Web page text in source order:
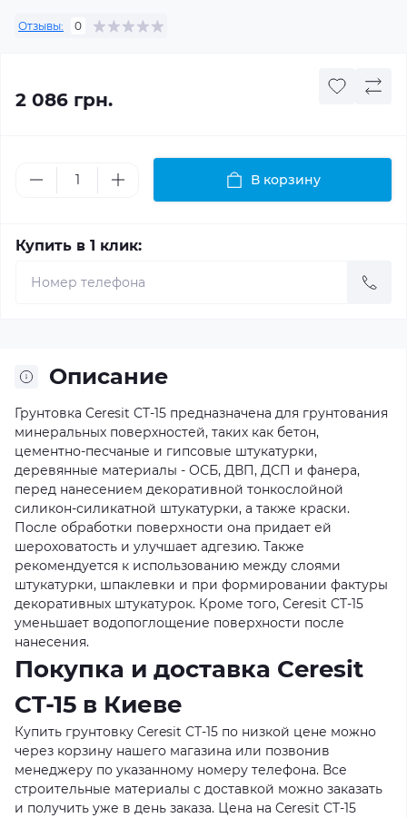
Отзывы: 0
2 086 грн.
В корзину
Купить в 1 клик:
Описание
Грунтовка Ceresit CT-15 предназначена для грунтования
минеральных поверхностей, таких как бетон,
цементно-песчаные и гипсовые штукатурки,
деревянные материалы - ОСБ, ДВП, ДСП и фанера,
перед нанесением декоративной тонкослойной
силикон-силикатной штукатурки, а также краски.
После обработки поверхности она придает ей
шероховатость и улучшает адгезию. Также
рекомендуется к использованию между слоями
штукатурки, шпаклевки и при формировании фактуры
декоративных штукатурок. Кроме того, Ceresit CT-15
уменьшает водопоглощение поверхности после
нанесения.
Покупка и доставка Ceresit
CT-15 в Киеве
Купить грунтовку Ceresit CT-15 по низкой цене можно
через корзину нашего магазина или позвонив
менеджеру по указанному номеру телефона. Все
строительные материалы с доставкой можно заказать
и получить уже в день заказа. Цена на Ceresit CT-15